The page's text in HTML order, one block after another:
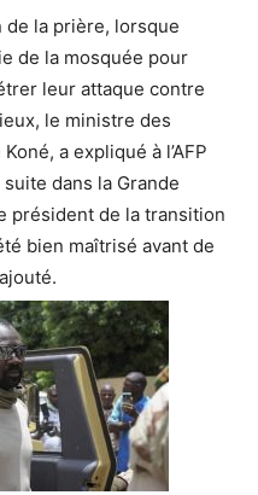
de la prière, lorsque
de la mosquée pour
leur attaque contre
le ministre des
a expliqué à l’AFP
dans la Grande
président de la transition
bien maîtrisé avant de